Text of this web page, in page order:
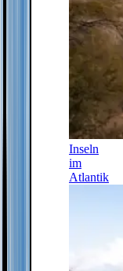
Inseln
im
Atlantik